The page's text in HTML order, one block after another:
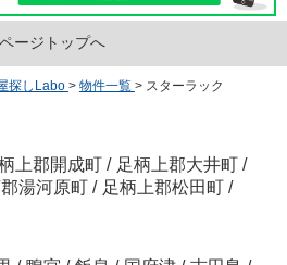
ページトップへ
探しLabo > 物件一覧 > スターラック
上郡開成町 / 足柄上郡大井町 /
湯河原町 / 足柄上郡松田町 /